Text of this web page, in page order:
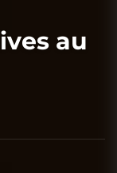
au